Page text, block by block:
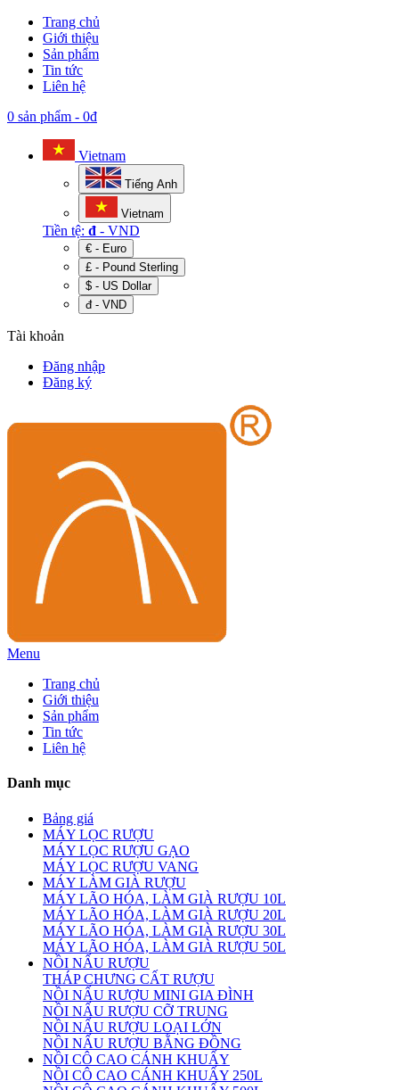
Trang chủ
Giới thiệu
Sản phẩm
Tin tức
Liên hệ
0 sản phẩm - 0đ
Vietnam
Tiếng Anh
Vietnam
Tiền tệ: đ - VND
€ - Euro
£ - Pound Sterling
$ - US Dollar
đ - VND
Tài khoản
Đăng nhập
Đăng ký
Menu
Trang chủ
Giới thiệu
Sản phẩm
Tin tức
Liên hệ
Danh mục
Bảng giá
MÁY LỌC RƯỢU
MÁY LỌC RƯỢU GẠO
MÁY LỌC RƯỢU VANG
MÁY LÀM GIÀ RƯỢU
MÁY LÃO HÓA, LÀM GIÀ RƯỢU 10L
MÁY LÃO HÓA, LÀM GIÀ RƯỢU 20L
MÁY LÃO HÓA, LÀM GIÀ RƯỢU 30L
MÁY LÃO HÓA, LÀM GIÀ RƯỢU 50L
NỒI NẤU RƯỢU
THÁP CHƯNG CẤT RƯỢU
NỒI NẤU RƯỢU MINI GIA ĐÌNH
NỒI NẤU RƯỢU CỠ TRUNG
NỒI NẤU RƯỢU LOẠI LỚN
NỒI NẤU RƯỢU BẰNG ĐỒNG
NỒI CÔ CAO CÁNH KHUẤY
NỒI CÔ CAO CÁNH KHUẤY 250L